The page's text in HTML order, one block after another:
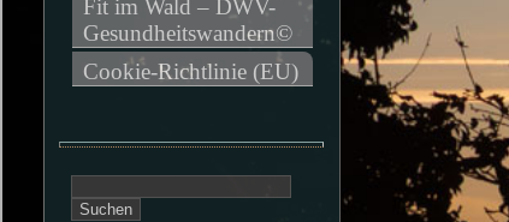
Fit im Wald – DWV-
Gesundheitswandern©
Cookie-Richtlinie (EU)
nach: